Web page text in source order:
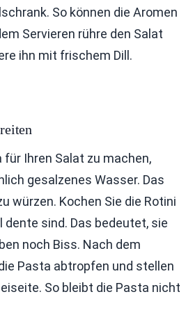
So können die Aromen
Servieren rühre den Salat
ihn mit frischem Dill.
Ihren Salat zu machen,
gesalzenes Wasser. Das
würzen. Kochen Sie die Rotini
dente sind. Das bedeutet, sie
noch Biss. Nach dem
Pasta abtropfen und stellen
So bleibt die Pasta nicht